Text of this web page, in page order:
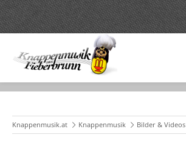
Knappenmusik.at Knappenmusik Bilder & Videos